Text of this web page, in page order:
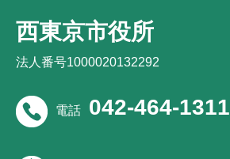
西東京市役所
法人番号1000020132292
電話 042-464-1311